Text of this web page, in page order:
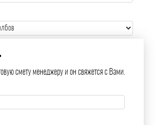
смету менеджеру и он свяжется с Вами.